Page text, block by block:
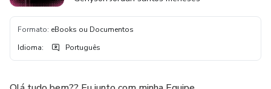
Formato: eBooks ou Documentos
Idioma: Português